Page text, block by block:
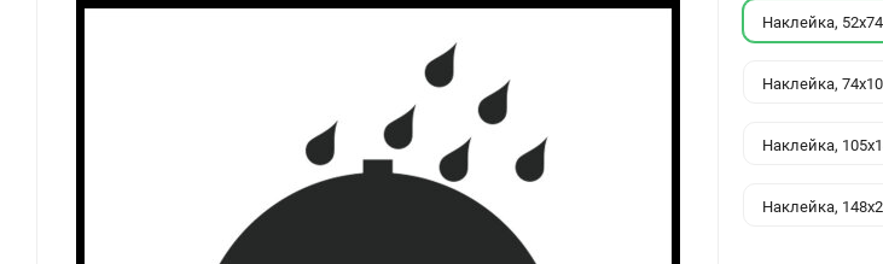
Наклейка,
Наклейка,
Наклейка,
Наклейка,